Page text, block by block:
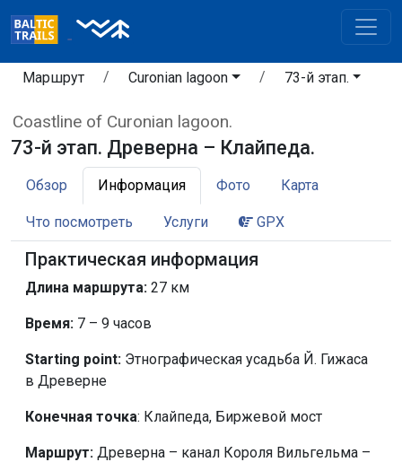
Маршрут Curonian lagoon 73-й этап.
Coastline of Curonian lagoon.
73-й этап. Древерна – Клайпеда.
Обзор Информация Фото Карта
Что посмотреть Услуги GPX
Практическая информация
Длина маршрута: 27 км
Время: 7 – 9 часов
Starting point: Этнографическая усадьба Й. Гижаса
в Древерне
Конечная точка: Клайпеда, Биржевой мост
Маршрут: Древерна – канал Короля Вильгельма –